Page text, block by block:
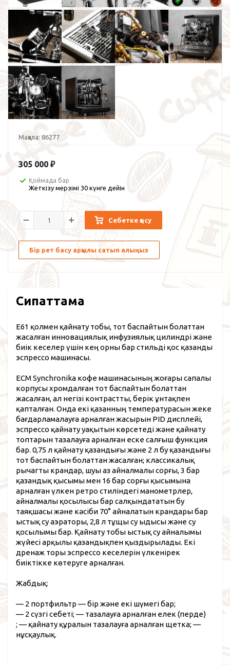
Мақала: 86277
305 000 ₽
Қоймада бар
Жеткізу мерзімі 30 күнге дейін
Себетке қосу
Бір рет басу арқылы сатып алыңыз
Сипаттама
E61 қолмен қайнату тобы, тот баспайтын болаттан
жасалған инновациялық инфузиялық цилиндрі және
биік кеселер үшін кең орны бар стильді қос қазанды
эспрессо машинасы.
ECM Synchronika кофе машинасының жоғары сапалы
корпусы хромдалған тот баспайтын болаттан
жасалған, ал негізі контрастты, берік ұнтақпен
қапталған. Онда екі қазанның температурасын жеке
бағдарламалауға арналған жасырын PID дисплейі,
эспрессо қайнату уақытын көрсетеді және қайнату
топтарын тазалауға арналған еске салғыш функция
бар. 0,75 л қайнату қазандығы және 2 л бу қазандығы
тот баспайтын болаттан жасалған; классикалық
рычагты крандар, шуы аз айналмалы сорғы, 3 бар
қазандық қысымы мен 16 бар сорғы қысымына
арналған үлкен ретро стиліндегі манометрлер,
айналмалы қосылысы бар салқындататын бу
таяқшасы және кәсіби 70° айналатын крандары бар
ыстық су аэраторы, 2,8 л тұщы су ыдысы және су
қосылымы бар. Қайнату тобы ыстық су айналымы
жүйесі арқылы қазандықпен қыздырылады. Екі
дренаж торы эспрессо кеселерін үлкенірек
биіктікке көтеруге арналған.
Жабдық:
— 2 портфильтр — бір және екі шүмегі бар;
— 2 сүзгі себеті;— тазалауға арналған елек (перде)
;— қайнату құралын тазалауға арналған щетка;—
нұсқаулық.